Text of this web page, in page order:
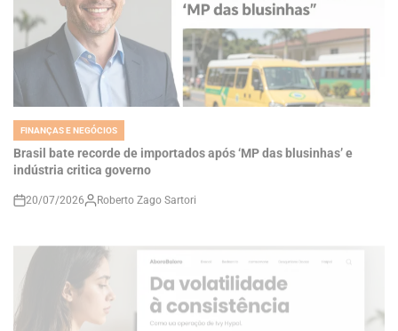
POSTED
FINANÇAS E NEGÓCIOS
Brasil bate recorde de importados após ‘MP das blusinhas’ e
indústria critica governo
on
20/07/2026 Roberto Zago Sartori